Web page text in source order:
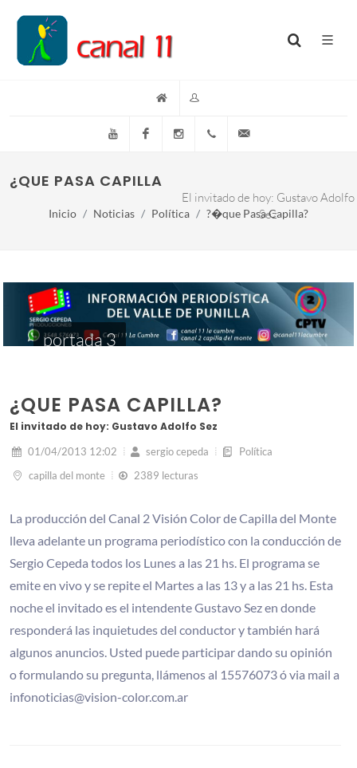
YouTube FacebookInstagram(+54)(9)3548-576073
¿QUE PASA CAPILLA?
El invitado de hoy: Gustavo Adolfo
Sez
Inicio Noticias Política ?�que Pasa Capilla?
portada 3
¿QUE PASA CAPILLA?
El invitado de hoy: Gustavo Adolfo Sez
01/04/2013 12:02 sergio cepeda
Política
capilla del monte
2389 lecturas
La producción del Canal 2 Visión Color de Capilla del Monte
lleva adelante un programa periodístico con la conducción de
Sergio Cepeda todos los Lunes a las 21 hs. El programa se
emite en vivo y se repite el Martes a las 13 y a las 21 hs. Esta
noche el invitado es el intendente Gustavo Sez en donde
responderá las inquietudes del conductor y también hará
algunos anuncios. Usted puede participar dando su opinión
o formulando su pregunta, llámenos al 15576073 ó via mail a
infonoticias@vision-color.com.ar